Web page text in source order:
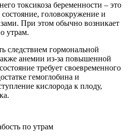
токсикоза беременности – это
головокружение и
При этом обычно возникает
утрам.
следствием гормональной
анемии из-за повышенной
требует своевременного
гемоглобина и
кислорода к плоду,
по утрам